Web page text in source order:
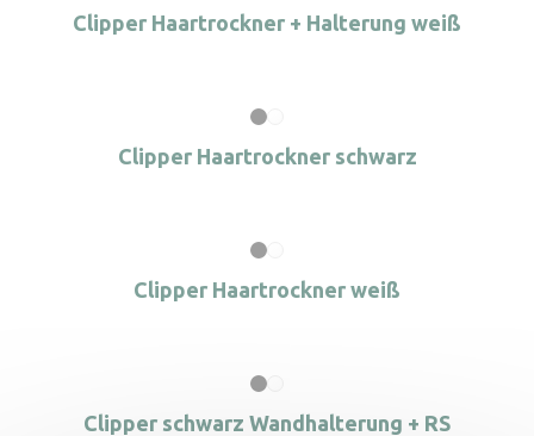
Clipper Haartrockner + Halterung weiß
Clipper Haartrockner schwarz
Clipper Haartrockner weiß
Clipper schwarz Wandhalterung + RS